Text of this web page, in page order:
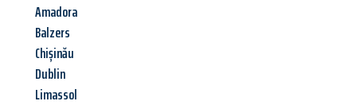
Amadora
Balzers
Chișinău
Dublin
Limassol